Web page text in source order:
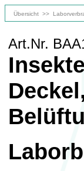
Übersicht >>
Art.Nr.